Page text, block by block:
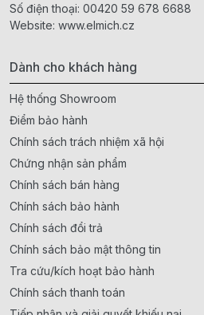
Số điện thoại: 00420 59 678 6688
Website: www.elmich.cz
Dành cho khách hàng
Hệ thống Showroom
Điểm bảo hành
Chính sách trách nhiệm xã hội
Chứng nhận sản phẩm
Chính sách bán hàng
Chính sách bảo hành
Chính sách đổi trả
Chính sách bảo mật thông tin
Tra cứu/kích hoạt bảo hành
Chính sách thanh toán